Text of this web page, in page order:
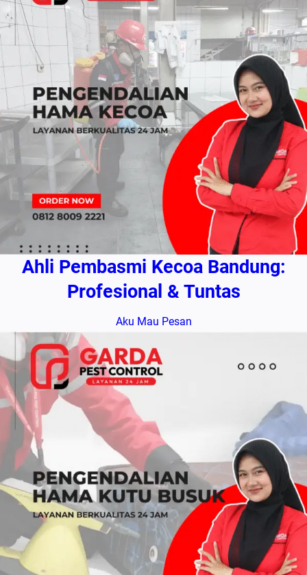
Ahli Pembasmi Kecoa Bandung:
Profesional & Tuntas
Aku Mau Pesan